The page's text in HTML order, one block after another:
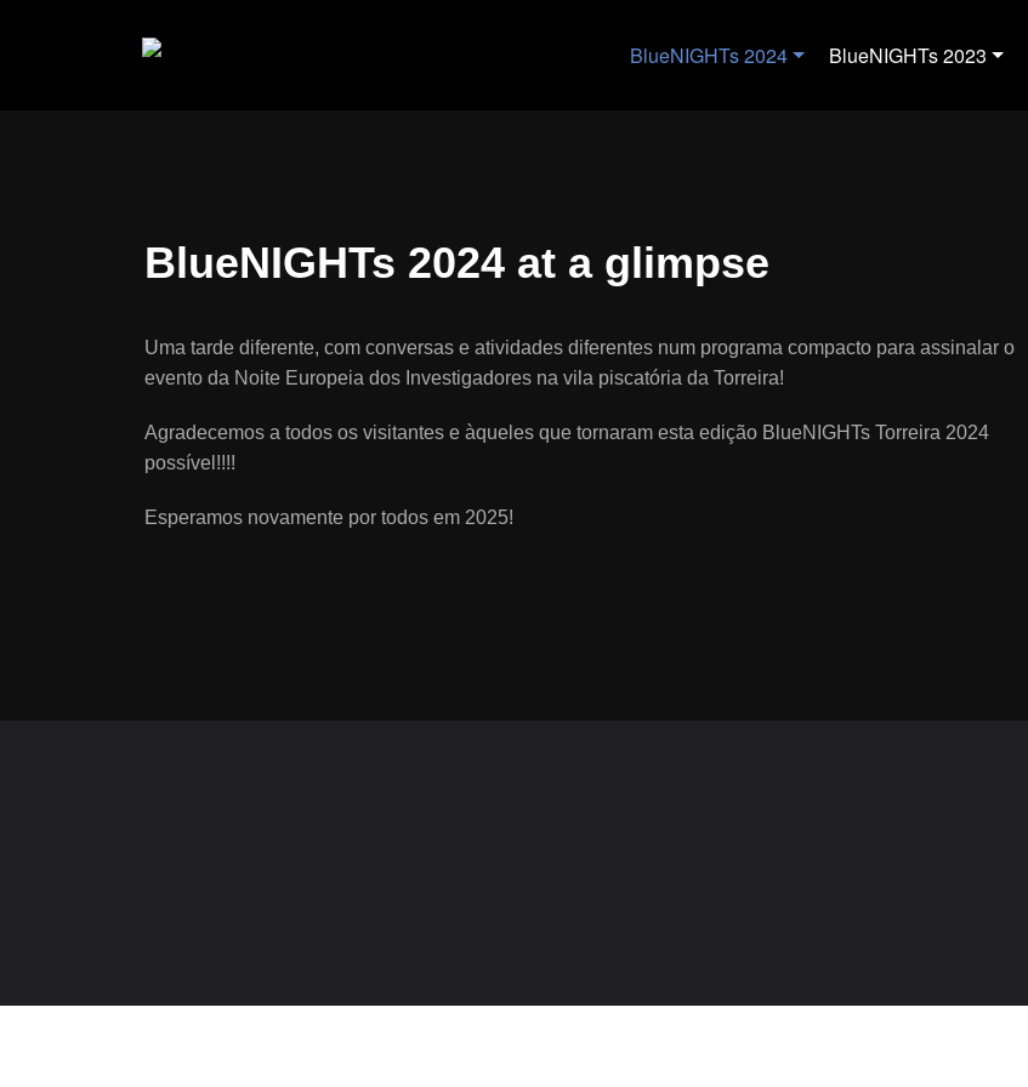
BlueNIGHTs 2024 BlueNIGHTs 2023
BlueNIGHTs 2024 at a glimpse
Uma tarde diferente, com conversas e atividades diferentes num programa compacto para assinalar o
evento da Noite Europeia dos Investigadores na vila piscatória da Torreira!
Agradecemos a todos os visitantes e àqueles que tornaram esta edição BlueNIGHTs Torreira 2024
possível!!!!
Esperamos novamente por todos em 2025!